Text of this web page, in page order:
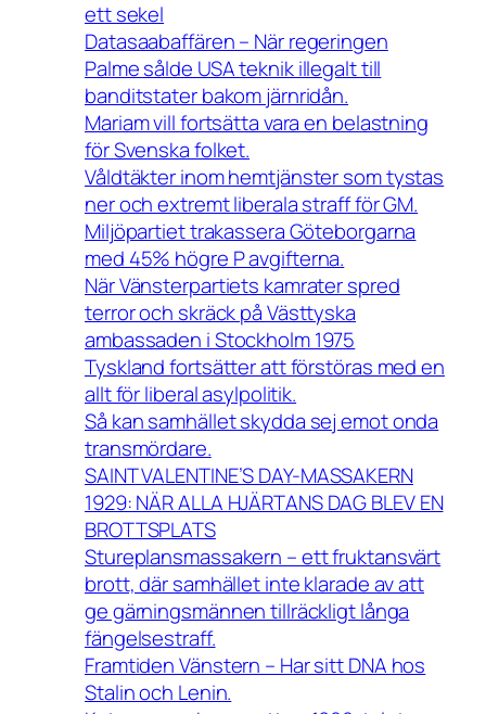
ett sekel
Datasaabaffären – När regeringen
Palme sålde USA teknik illegalt till
banditstater bakom järnridån.
Mariam vill fortsätta vara en belastning
för Svenska folket.
Våldtäkter inom hemtjänster som tystas
ner och extremt liberala straff för GM.
Miljöpartiet trakassera Göteborgarna
med 45% högre P avgifterna.
När Vänsterpartiets kamrater spred
terror och skräck på Västtyska
ambassaden i Stockholm 1975
Tyskland fortsätter att förstöras med en
allt för liberal asylpolitik.
Så kan samhället skydda sej emot onda
transmördare.
SAINT VALENTINE’S DAY-MASSAKERN
1929: NÄR ALLA HJÄRTANS DAG BLEV EN
BROTTSPLATS
Stureplansmassakern – ett fruktansvärt
brott, där samhället inte klarade av att
ge gärningsmännen tillräckligt långa
fängelsestraff.
Framtiden Vänstern – Har sitt DNA hos
Stalin och Lenin.